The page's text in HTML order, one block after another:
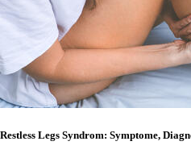
Restless Legs Syndrom: Symptome,